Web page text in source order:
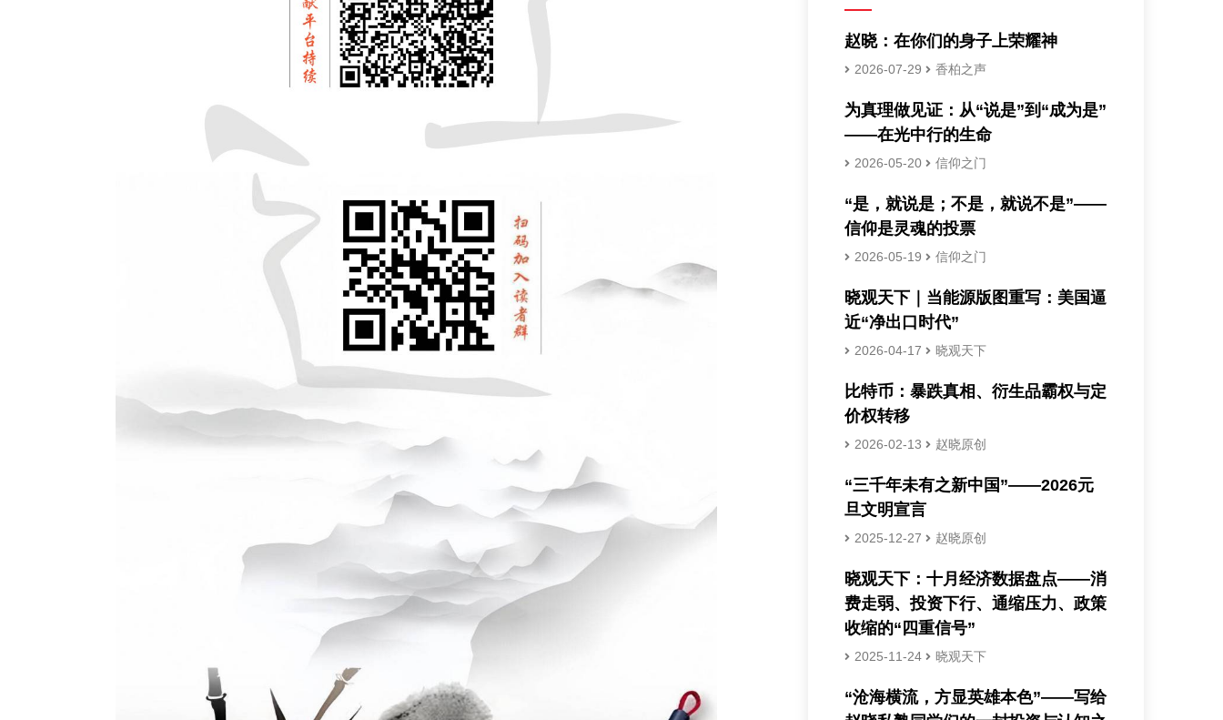
赵晓：在你们的身子上荣耀神
2026-07-29 香柏之声
为真理做见证：从“说是”到“成为是”
——在光中行的生命
2026-05-20 信仰之门
“是，就说是；不是，就说不是”——
信仰是灵魂的投票
2026-05-19 信仰之门
晓观天下｜当能源版图重写：美国逼
近“净出口时代”
2026-04-17 晓观天下
比特币：暴跌真相、衍生品霸权与定
价权转移
2026-02-13 赵晓原创
“三千年未有之新中国”——2026元
旦文明宣言
2025-12-27 赵晓原创
晓观天下：十月经济数据盘点——消
费走弱、投资下行、通缩压力、政策
收缩的“四重信号”
2025-11-24 晓观天下
“沧海横流，方显英雄本色”——写给